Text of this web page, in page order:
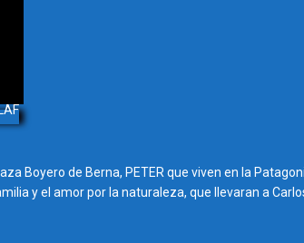
Boyero de Berna, PETER que viven en la
y el amor por la naturaleza, que llevaran a